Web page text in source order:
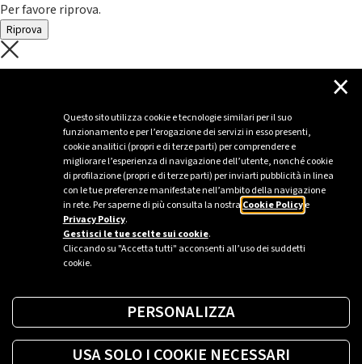
Questo sito utilizza cookie e tecnologie similari per il suo
funzionamento e per l’erogazione dei servizi in esso presenti,
cookie analitici (propri e di terze parti) per comprendere e
migliorare l’esperienza di navigazione dell’utente, nonché cookie
di profilazione (propri e di terze parti) per inviarti pubblicità in linea
con le tue preferenze manifestate nell’ambito della navigazione
in rete. Per saperne di più consulta la nostra Cookie Policye
Privacy Policy.
Gestisci le tue scelte sui cookie.
Cliccando su "Accetta tutti" acconsenti all’uso dei suddetti
cookie.
×
PERSONALIZZA
USA SOLO I COOKIE NECESSARI
Per favore riprova.
Riprova
C'è un problema con il recupero dei
Per favore riprova piú tardi
Sei un’azienda o una PA?
Trova la soluzione più giusta per te.
Richiedi una colonnina